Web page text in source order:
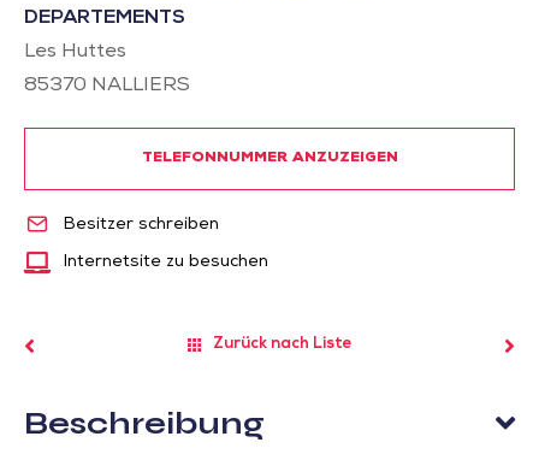
DEPARTEMENTS
Les Huttes
85370 NALLIERS
TELEFONNUMMER ANZUZEIGEN
Besitzer schreiben
Internetsite zu besuchen
Zurück nach Liste
Beschreibung